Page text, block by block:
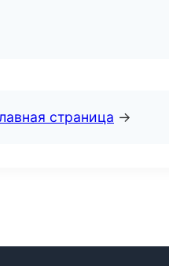
страница →